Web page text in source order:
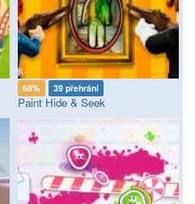
68% 39 přehrání
Paint Hide & Seek